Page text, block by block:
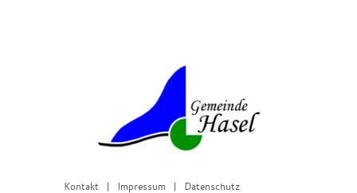
Kontakt | Impressum | Datenschutz